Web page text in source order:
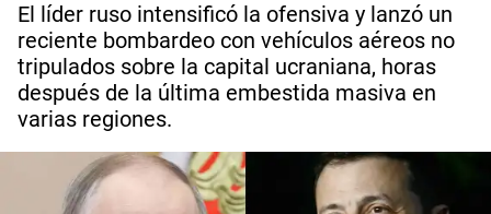
El líder ruso intensificó la ofensiva y lanzó un
reciente bombardeo con vehículos aéreos no
tripulados sobre la capital ucraniana, horas
después de la última embestida masiva en
varias regiones.